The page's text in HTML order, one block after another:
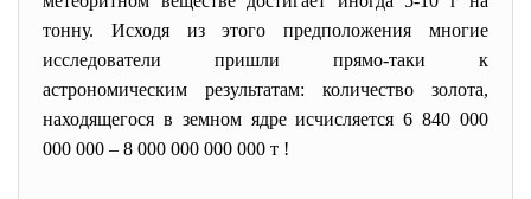
тонну. Исходя из этого предположения многие
исследователи пришли прямо-таки к
астрономическим результатам: количество золота,
находящегося в земном ядре исчисляется 6 840 000
000 000 – 8 000 000 000 000 т !